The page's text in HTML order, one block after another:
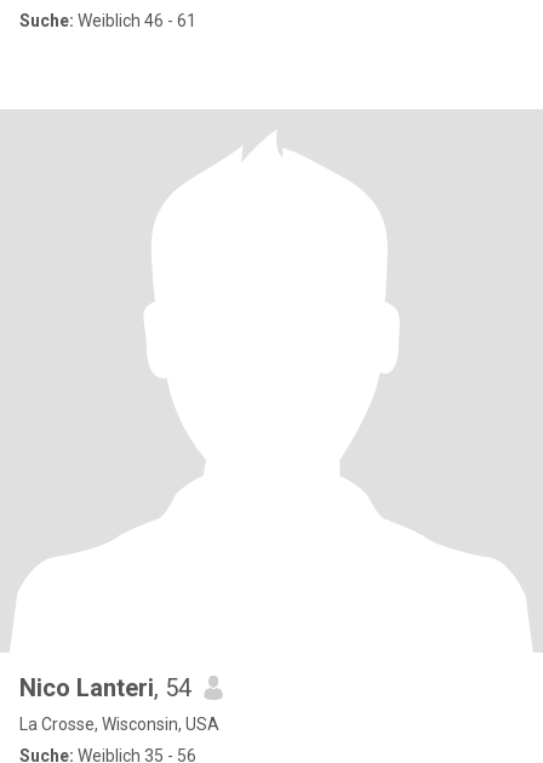
Suche: Weiblich 46 - 61
Nico Lanteri, 54
La Crosse, Wisconsin, USA
Suche: Weiblich 35 - 56